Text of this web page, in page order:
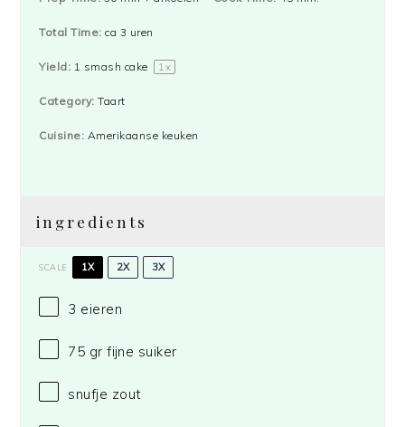
Total Time: ca 3 uren
Yield: 1 smash cake 1 x
Category: Taart
Cuisine: Amerikaanse keuken
ingredients
SCALE 1X 2X 3X
3 eieren
75 gr fijne suiker
snufje zout